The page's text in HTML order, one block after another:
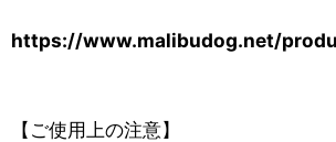
https://www.malibudog.net/
【ご使用上の注意】